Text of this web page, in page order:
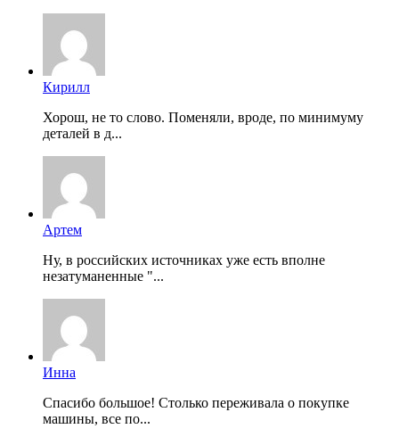
Кирилл
Хорош, не то слово. Поменяли, вроде, по минимуму
деталей в д...
Артем
Ну, в российских источниках уже есть вполне
незатуманенные "...
Инна
Спасибо большое! Столько переживала о покупке
машины, все по...